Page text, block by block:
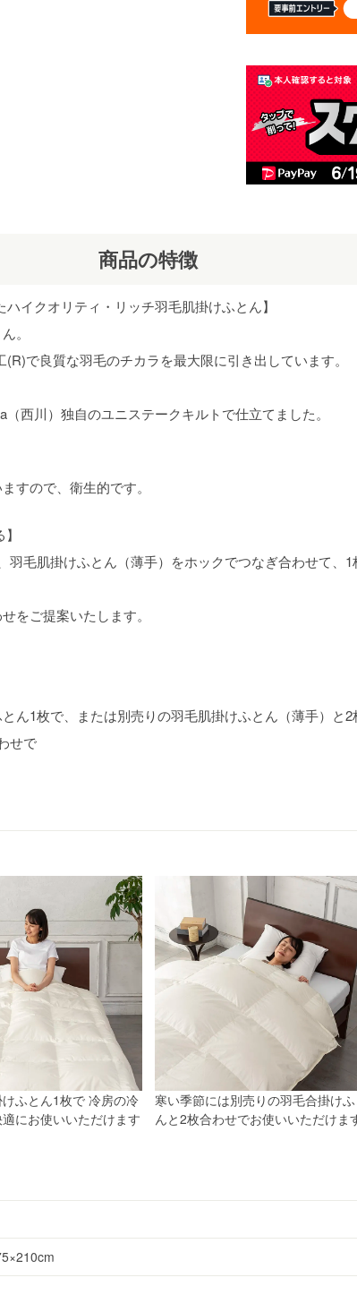
商品の特徴
イクオリティ・リッチ羽毛肌掛けふとん】
。
で良質な羽毛のチカラを最大限に引き出しています。
西川）独自のユニステークキルトで仕立てました。
すので、衛生的です。
羽毛肌掛けふとん（薄手）をホックでつなぎ合わせて、
をご提案いたします。
ん1枚で、または別売りの羽毛肌掛けふとん（薄手）と
せで
ふとん1枚で 冷房の冷
にお使いいただけます
寒い季節には別売りの羽毛合掛けふ
んと2枚合わせでお使いいただけま